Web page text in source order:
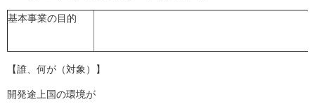
基本事業の目的
【誰、何が（対象）】
開発途上国の環境が